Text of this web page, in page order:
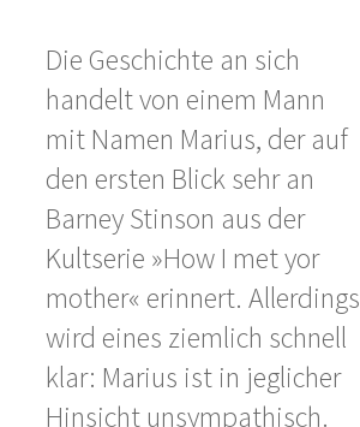
Die Geschichte an sich
handelt von einem Mann
mit Namen Marius, der auf
den ersten Blick sehr an
Barney Stinson aus der
Kultserie »How I met yor
mother« erinnert. Allerdings
wird eines ziemlich schnell
klar: Marius ist in jeglicher
Hinsicht unsympathisch.